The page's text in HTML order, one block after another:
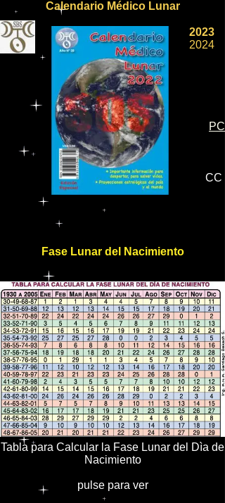
Tabla para Calcular la Fase Lunar del Dìa de
Nacimiento
pulse para ver
Fase Lunar del Nacimiento
Calendario Médico Lunar
PC
2023
2024
CC